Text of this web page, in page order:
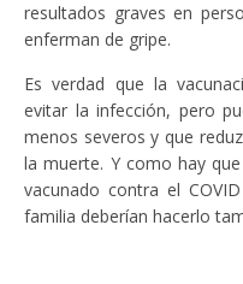
resultados graves en
enferman de gripe.
Es verdad que la
evitar la infección, pero
menos severos y que
la muerte. Y como hay
vacunado contra el
familia deberían hacerlo